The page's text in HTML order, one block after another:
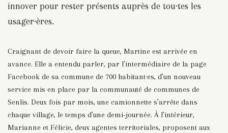
innover pour rester présents auprès de tou·tes les
usager·ères.
Craignant de devoir faire la queue, Martine est arrivée en
avance. Elle a entendu parler, par l’intermédiaire de la page
Facebook de sa commune de 700 habitant·es, d’un nouveau
service mis en place par la communauté de communes de
Senlis. Deux fois par mois, une camionnette s’arrête dans
chaque village, le temps d’une demi-journée. À l’intérieur,
Marianne et Félicie, deux agentes territoriales, proposent aux